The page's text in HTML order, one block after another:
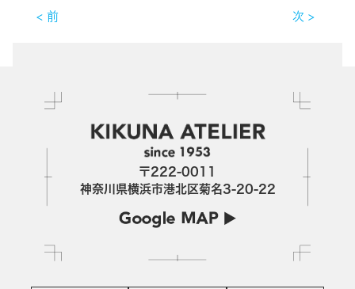
< 前 次 >
〒222-0011
神奈川県横浜市港北区菊名3-20-22